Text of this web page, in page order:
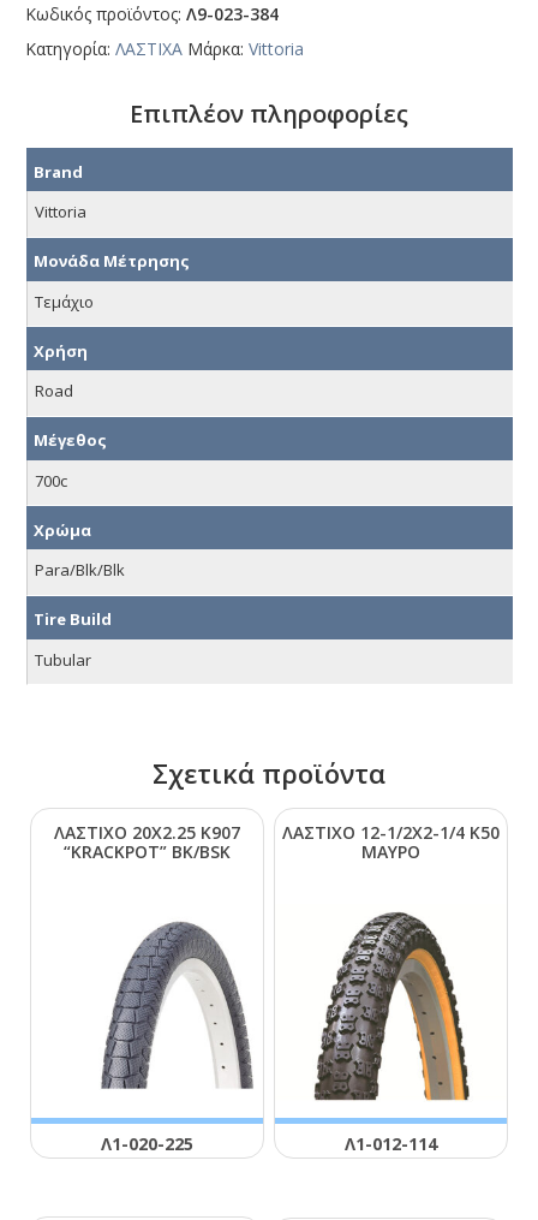
Κωδικός προϊόντος:Λ9-023-384
Κατηγορία:ΛΑΣΤΙΧΑ Μάρκα:Vittoria
Επιπλέον πληροφορίες
Brand
Vittoria
Μονάδα Μέτρησης
Τεμάχιο
Χρήση
Road
Μέγεθος
700c
Χρώμα
Para/Blk/Blk
Tire Build
Tubular
Σχετικά προϊόντα
ΛΑΣΤΙΧΟ 20Χ2.25 Κ907
“ΚRΑCΚΡΟΤ” ΒΚ/ΒSΚ
Λ1-020-225
ΛΑΣΤΙΧΟ 12-1/2Χ2-1/4 Κ50
ΜΑΥΡΟ
Λ1-012-114